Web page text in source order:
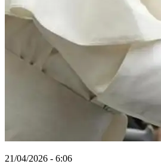
21/04/2026 - 6:06